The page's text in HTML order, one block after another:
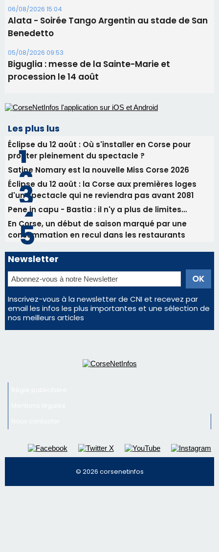
06/08/2026 15:04
Alata - Soirée Tango Argentin au stade de San
Benedetto
05/08/2026 09:53
Biguglia : messe de la Sainte-Marie et
procession le 14 août
Les plus lus
Éclipse du 12 août : Où s'installer en Corse pour
profiter pleinement du spectacle ?
Satine Nomary est la nouvelle Miss Corse 2026
Éclipse du 12 août : la Corse aux premières loges
d'un spectacle qui ne reviendra pas avant 2081
Pene in capu - Bastia : il n'y a plus de limites…
En Corse, un début de saison marqué par une
consommation en recul dans les restaurants
Newsletter
Inscrivez-vous à la newsletter de CNI et recevez par
email les infos les plus importantes et une sélection de
nos meilleurs articles
© 2026 corsenetinfos